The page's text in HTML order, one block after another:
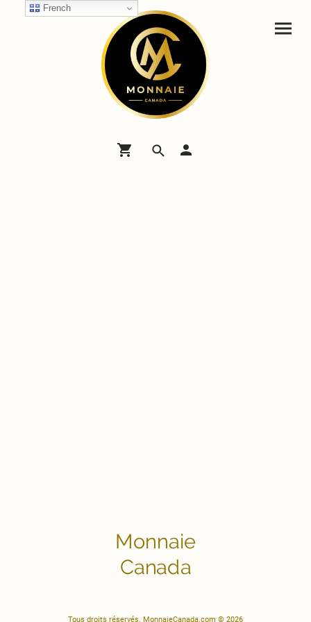
Monnaie
Canada
Tous droits réservés. MonnaieCanada.com © 2026
French